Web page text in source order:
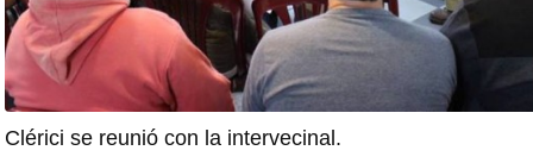
Clérici se reunió con la intervecinal.